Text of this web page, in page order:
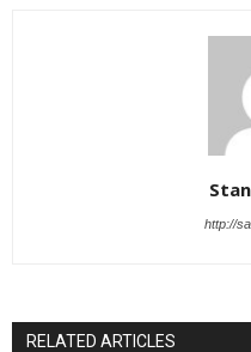
http://
RELATED ARTICLES